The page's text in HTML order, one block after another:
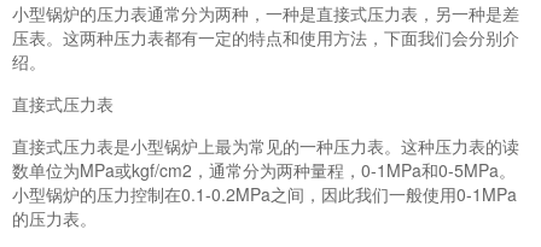
小型锅炉的压力表通常分为两种，一种是直接式压力表，另一种是差
压表。这两种压力表都有一定的特点和使用方法，下面我们会分别介
绍。
直接式压力表
直接式压力表是小型锅炉上最为常见的一种压力表。这种压力表的读
数单位为MPa或kgf/cm2，通常分为两种量程，0-1MPa和0-5MPa。
小型锅炉的压力控制在0.1-0.2MPa之间，因此我们一般使用0-1MPa
的压力表。